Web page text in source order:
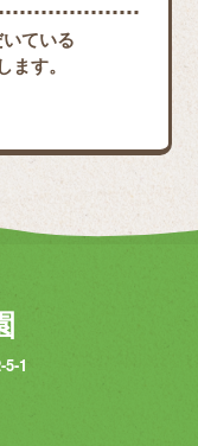
ている
す。
1